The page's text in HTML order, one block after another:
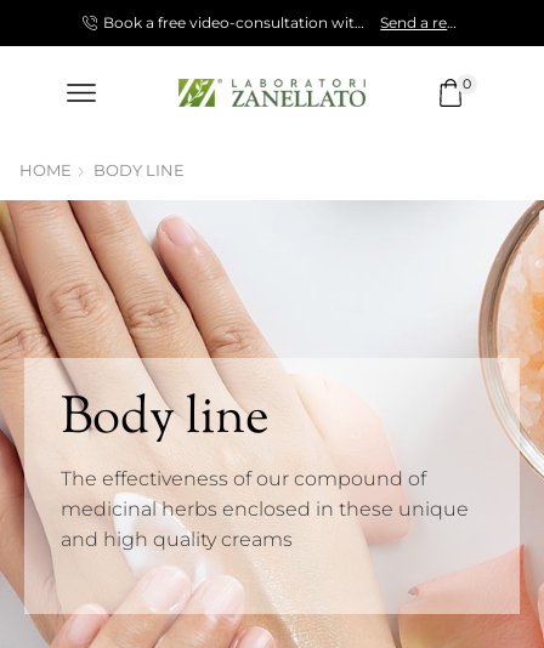
Book a free video-consultation with our Specialist. Send a request!
0
HOME BODY LINE
Body line
The effectiveness of our compound of
medicinal herbs enclosed in these unique
and high quality creams